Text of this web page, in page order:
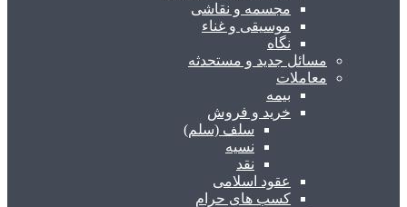
مجسمه و نقاشی
موسیقی و غناء
نگاه
مسائل جدید و مستحدثه
معاملات
بیمه
خرید و فروش
سلف (سلم)
نسیه
نقد
عقود اسلامی
کسب های حرام